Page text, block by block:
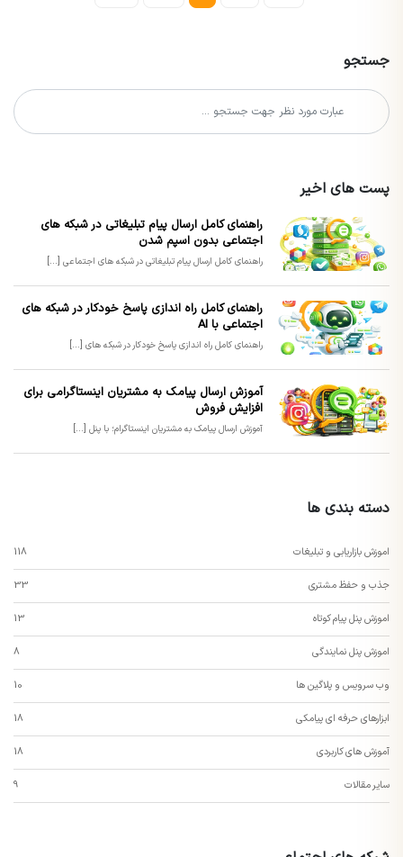
جستجو
پست های اخیر
راهنمای کامل ارسال پیام تبلیغاتی در شبکه های
اجتماعی بدون اسپم شدن
راهنمای کامل ارسال پیام تبلیغاتی در شبکه های اجتماعی [...]
راهنمای کامل راه اندازی پاسخ خودکار در شبکه های
اجتماعی با AI
راهنمای کامل راه اندازی پاسخ خودکار در شبکه های [...]
آموزش ارسال پیامک به مشتریان اینستاگرامی برای
افزایش فروش
آموزش ارسال پیامک به مشتریان اینستاگرام؛ با پنل [...]
دسته بندی ها
اموزش بازاریابی و تبلیغات 118
جذب و حفظ مشتری 33
اموزش پنل پیام کوتاه 13
اموزش پنل نمایندگی 8
وب سرویس و پلاگین ها 10
ابزارهای حرفه ای پیامکی 18
آموزش های کاربردی 18
سایر مقالات 9